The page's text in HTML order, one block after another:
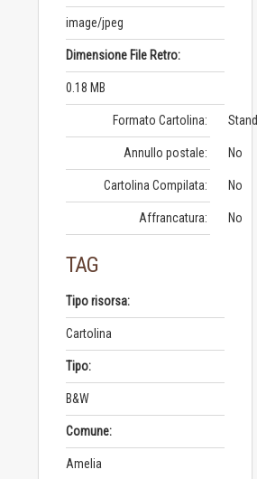
image/jpeg
Dimensione File Retro:
0.18 MB
Formato Cartolina:
Annullo postale: No
Cartolina Compilata: No
Affrancatura: No
TAG
Tipo risorsa:
Cartolina
Tipo:
B&W
Comune:
Amelia